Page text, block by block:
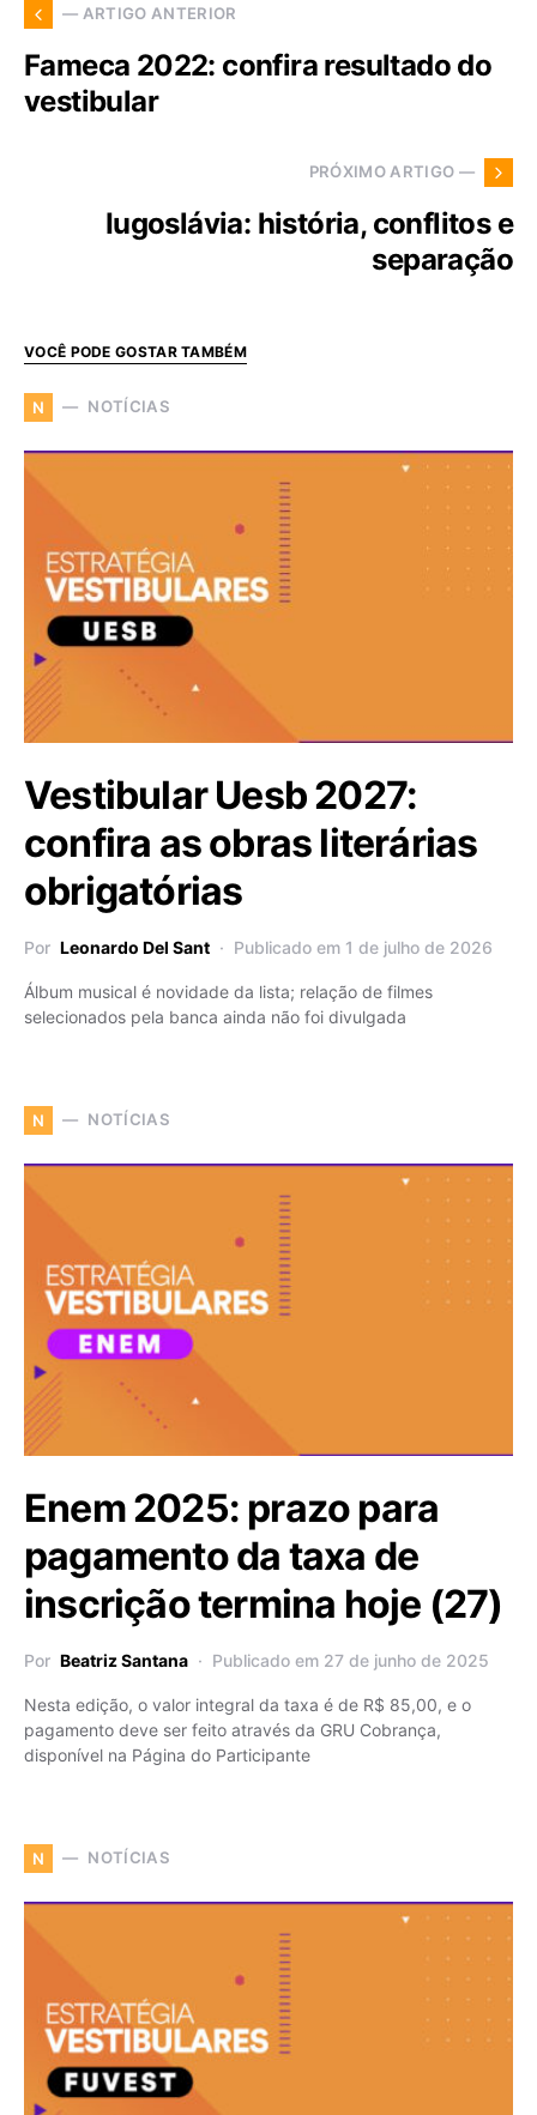
— ARTIGO ANTERIOR
Fameca 2022: confira resultado do
vestibular
PRÓXIMO ARTIGO —
Iugoslávia: história, conflitos e
separação
VOCÊ PODE GOSTAR TAMBÉM
N NOTÍCIAS
Vestibular Uesb 2027:
confira as obras literárias
obrigatórias
Por Leonardo Del Sant Publicado em 1 de julho de 2026
Álbum musical é novidade da lista; relação de filmes
selecionados pela banca ainda não foi divulgada
N NOTÍCIAS
Enem 2025: prazo para
pagamento da taxa de
inscrição termina hoje (27)
Por Beatriz Santana Publicado em 27 de junho de 2025
Nesta edição, o valor integral da taxa é de R$ 85,00, e o
pagamento deve ser feito através da GRU Cobrança,
disponível na Página do Participante
N NOTÍCIAS